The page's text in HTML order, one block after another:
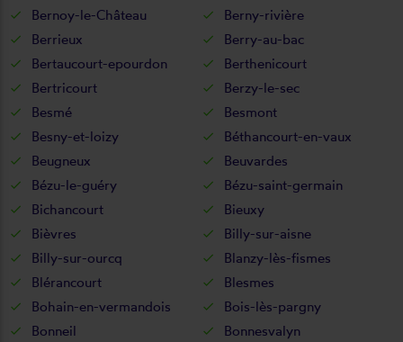
Bernoy-le-Château
Berny-rivière
Berrieux
Berry-au-bac
Bertaucourt-epourdon
Berthenicourt
Bertricourt
Berzy-le-sec
Besmé
Besmont
Besny-et-loizy
Béthancourt-en-vaux
Beugneux
Beuvardes
Bézu-le-guéry
Bézu-saint-germain
Bichancourt
Bieuxy
Bièvres
Billy-sur-aisne
Billy-sur-ourcq
Blanzy-lès-fismes
Blérancourt
Blesmes
Bohain-en-vermandois
Bois-lès-pargny
Bonneil
Bonnesvalyn